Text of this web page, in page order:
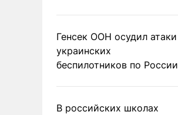
Генсек ООН осудил атаки
украинских
беспилотников по России
В российских школах